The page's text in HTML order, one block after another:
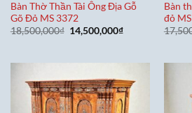
Bàn Thờ Thần Tài Ông Địa Gỗ
Gõ Đỏ MS 3372
18,500,000₫ Giá
gốc
14,500,000₫Giá
14,500,000₫.
Bàn
đỏ